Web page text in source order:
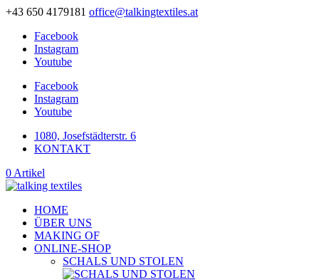
+43 650 4179181 office@talkingtextiles.at
Facebook
Instagram
Youtube
Facebook
Instagram
Youtube
1080, Josefstädterstr. 6
KONTAKT
0 Artikel
HOME
ÜBER UNS
MAKING OF
ONLINE-SHOP
SCHALS UND STOLEN